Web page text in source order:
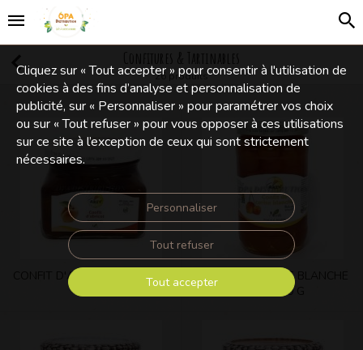
26 produits
CONFIT D'ABRICOT AREV 430
CONFIT DE CERISE BLANCHE
AREV 430 G
Cliquez sur « Tout accepter » pour consentir à l'utilisation de
cookies à des fins d’analyse et personnalisation de
publicité, sur « Personnaliser » pour paramétrer vos choix
ou sur « Tout refuser » pour vous opposer à ces utilisations
sur ce site à l’exception de ceux qui sont strictement
nécessaires.
Personnaliser
Tout refuser
Tout accepter